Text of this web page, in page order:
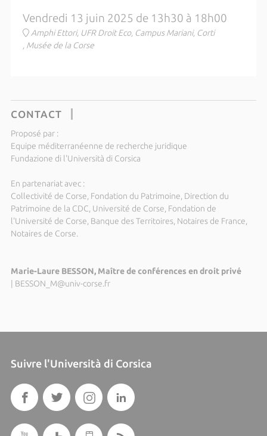
Vendredi 13 juin 2025 de 13h30 à 18h00
Amphi Ettori, UFR Droit Eco, Campus Mariani, Corti
, Musée de la Corse
CONTACT
Proposé par :
Equipe méditerranéenne de recherche juridique
Fundazione di l'Università di Corsica
En partenariat avec :
Collectivité de Corse, Fondation du Patrimoine, Direction du
Patrimoine de la CDC, Université de Corse, Fondation de
l'Université de Corse, Banque des Territoires, Notaires de France,
Notaires de Corse.
Marie-Laure BESSON, Maître de conférences en droit privé
BESSON_M@univ-corse.fr
Suivre l'Università di Corsica